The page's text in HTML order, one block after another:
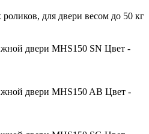
для двери весом до 50 кг
двери MHS150 SN Цвет -
двери MHS150 AB Цвет -